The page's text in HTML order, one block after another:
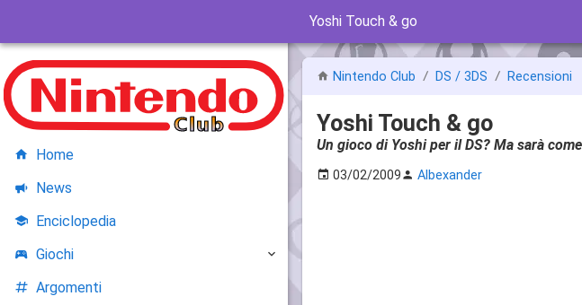
Yoshi Touch & go
Nintendo Club DS / 3DS Recensioni
Yoshi Touch & go
Un gioco di Yoshi per il DS? Ma sarà
03/02/2009 Albexander
Home
News
Enciclopedia
Giochi
Argomenti